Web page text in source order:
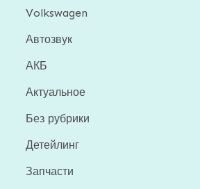
Volkswagen
Автозвук
АКБ
Актуальное
Без рубрики
Детейлинг
Запчасти